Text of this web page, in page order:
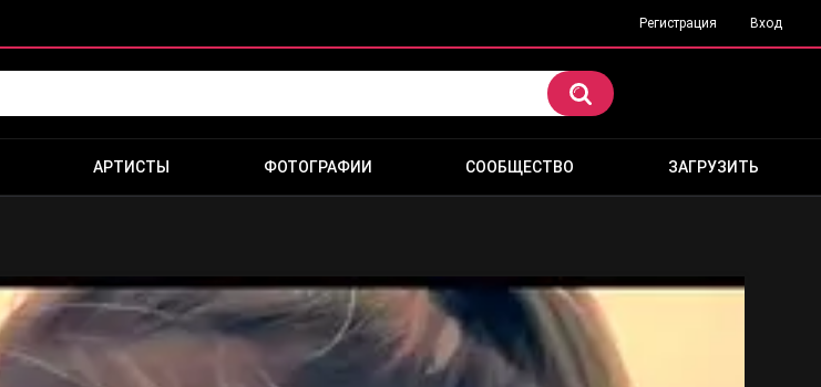
Регистрация Вход
АРТИСТЫ ФОТОГРАФИИ СООБЩЕСТВО ЗАГРУЗИТЬ